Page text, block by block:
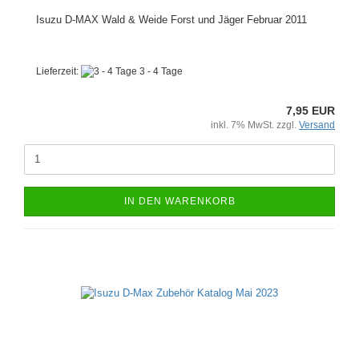
Isuzu D-MAX Wald & Weide Forst und Jäger Februar 2011
Lieferzeit: 3 - 4 Tage
7,95 EUR
inkl. 7% MwSt. zzgl. Versand
IN DEN WARENKORB